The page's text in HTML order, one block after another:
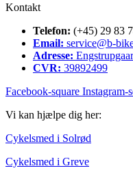
Kontakt
Telefon: (+45) 29 83
Email: service@b-
Adresse:
CVR: 39892499
Facebook-square Instagram-
Vi kan hjælpe dig her:
Cykelsmed i Solrød
Cykelsmed i Greve